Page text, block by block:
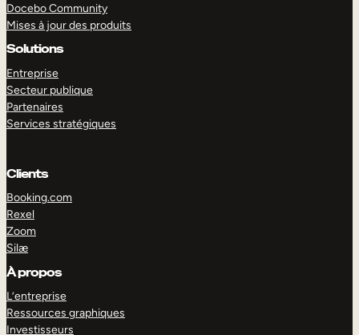
Docebo Community
Mises à jour des produits
Solutions
Entreprise
Secteur publique
Partenaires
Services stratégiques
Clients
Booking.com
Rexel
Zoom
Silæ
À propos
L’entreprise
Ressources graphiques
Investisseurs